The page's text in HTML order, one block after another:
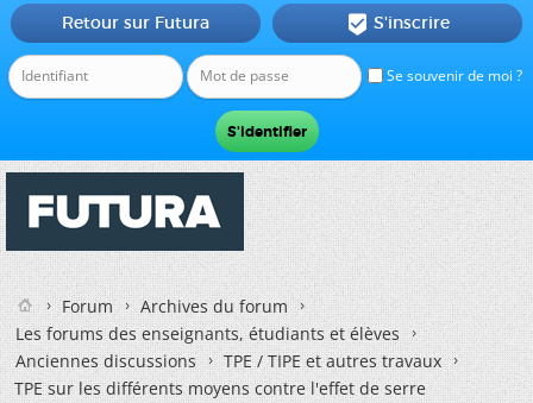
Se souvenir de moi ?
Retour sur Futura  S'inscrire
Forum
Archives du forum
Les forums des enseignants, étudiants et élèves
Anciennes discussions
TPE / TIPE et autres travaux
TPE sur les différents moyens contre l'effet de serre